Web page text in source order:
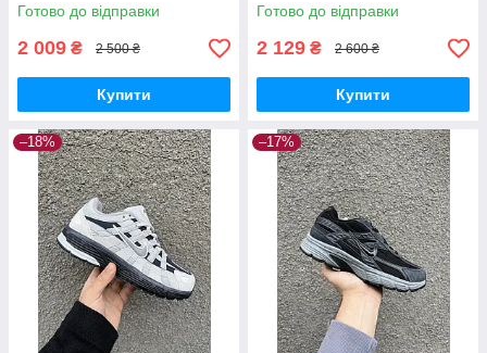
Готово до відправки
2 009 ₴ 2 500 ₴
Купити
Готово до відправки
2 129 ₴ 2 600 ₴
Купити
–18% –17%